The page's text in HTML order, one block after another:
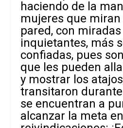
haciendo de la
mujeres que
pared, con
inquietantes, más
confiadas, pues
que les pueden
y mostrar los
transitaron
se encuentran a
alcanzar la meta